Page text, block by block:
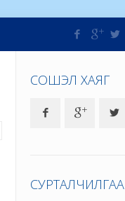
СОШЭЛ ХАЯГ
СУРТАЛЧИЛГАА